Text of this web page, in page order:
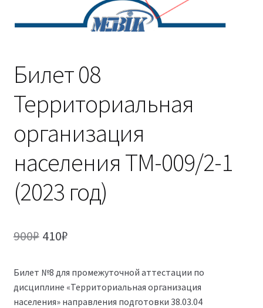
(Магистратура)
Билет 08
Территориальная
организация
населения ТМ-009/2-1
(2023 год)
900₽ Первоначальная
составляла
900₽.
410₽Текущая
410₽.
Билет №8 для промежуточной аттестации по
дисциплине «Территориальная организация
населения» направления подготовки 38.03.04